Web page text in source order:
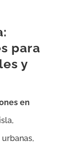
para
y
en